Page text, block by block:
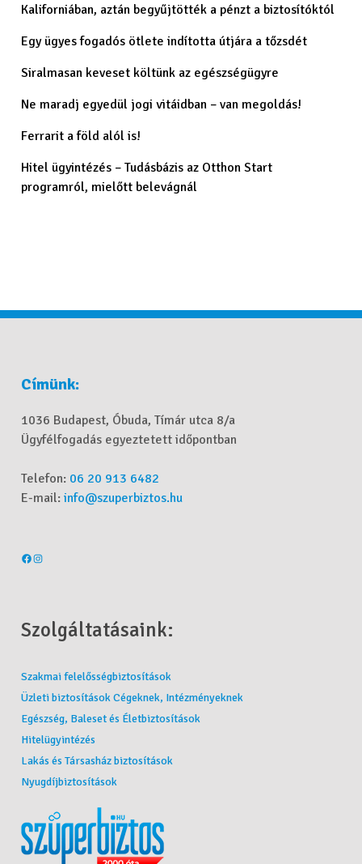
Kaliforniában, aztán begyűjtötték a pénzt a biztosítóktól
Egy ügyes fogadós ötlete indította útjára a tőzsdét
Siralmasan keveset költünk az egészségügyre
Ne maradj egyedül jogi vitáidban – van megoldás!
Ferrarit a föld alól is!
Hitel ügyintézés – Tudásbázis az Otthon Start
programról, mielőtt belevágnál
Címünk:
1036 Budapest, Óbuda, Tímár utca 8/a
Ügyfélfogadás egyeztetett időpontban
Telefon: 06 20 913 6482
E-mail:info@szuperbiztos.hu
Szolgáltatásaink:
Szakmai felelősségbiztosítások
Üzleti biztosítások Cégeknek, Intézményeknek
Egészség, Baleset és Életbiztosítások
Hitelügyintézés
Lakás és Társasház biztosítások
Nyugdíjbiztosítások